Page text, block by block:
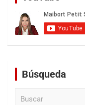
Búsqueda